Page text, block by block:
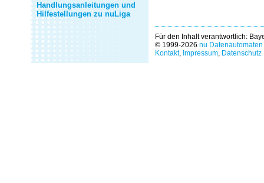
Handlungsanleitungen und
Hilfestellungen zu nuLiga
Für den Inhalt verantwortlich:
© 1999-2026 nu
Kontakt, Impressum, Datenschutz